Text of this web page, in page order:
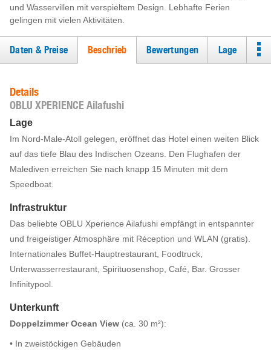
und Wasservillen mit verspieltem Design. Lebhafte Ferien
gelingen mit vielen Aktivitäten.
Daten & Preise Beschrieb Bewertungen Lage
Details
OBLU XPERIENCE Ailafushi
Lage
Im Nord-Male-Atoll gelegen, eröffnet das Hotel einen weiten Blick
auf das tiefe Blau des Indischen Ozeans. Den Flughafen der
Malediven erreichen Sie nach knapp 15 Minuten mit dem
Speedboat.
Infrastruktur
Das beliebte OBLU Xperience Ailafushi empfängt in entspannter
und freigeistiger Atmosphäre mit Réception und WLAN (gratis).
Internationales Buffet-Hauptrestaurant, Foodtruck,
Unterwasserrestaurant, Spirituosenshop, Café, Bar. Grosser
Infinitypool.
Unterkunft
Doppelzimmer Ocean View (ca. 30 m²):
• In zweistöckigen Gebäuden